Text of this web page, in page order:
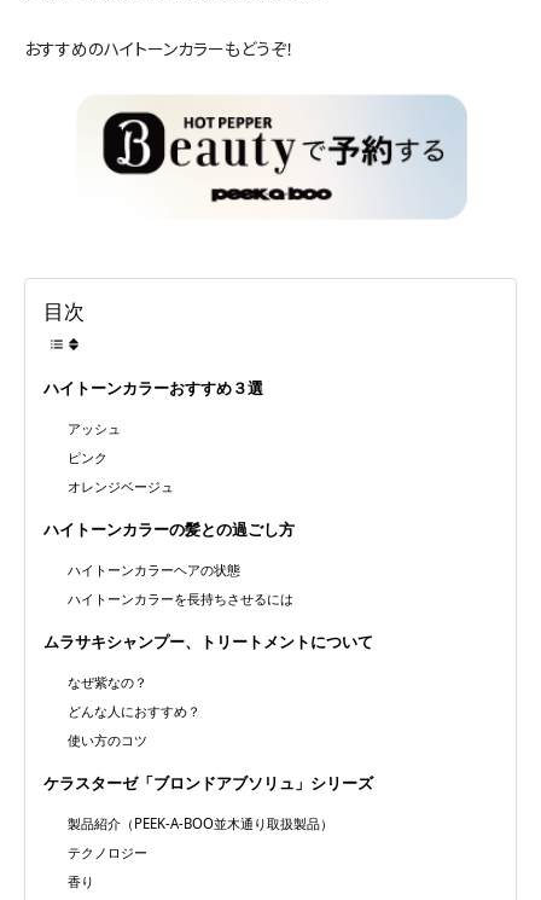
おすすめのハイトーンカラーもどうぞ！
目次
ハイトーンカラーおすすめ３選
アッシュ
ピンク
オレンジベージュ
ハイトーンカラーの髪との過ごし方
ハイトーンカラーヘアの状態
ハイトーンカラーを長持ちさせるには
ムラサキシャンプー、トリートメントについて
なぜ紫なの？
どんな人におすすめ？
使い方のコツ
ケラスターゼ「ブロンドアブソリュ」シリーズ
製品紹介（PEEK-A-BOO並木通り取扱製品）
テクノロジー
香り